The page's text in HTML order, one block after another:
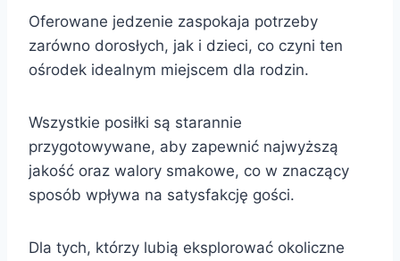
Oferowane jedzenie zaspokaja potrzeby
zarówno dorosłych, jak i dzieci, co czyni ten
ośrodek idealnym miejscem dla rodzin.
Wszystkie posiłki są starannie
przygotowywane, aby zapewnić najwyższą
jakość oraz walory smakowe, co w znaczący
sposób wpływa na satysfakcję gości.
Dla tych, którzy lubią eksplorować okoliczne